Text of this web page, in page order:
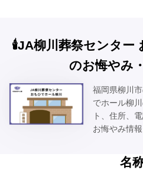
🕯️JA柳川葬祭センター
のお悔やみ
福岡県柳川
でホール柳
ト、住所、
お悔やみ情
名